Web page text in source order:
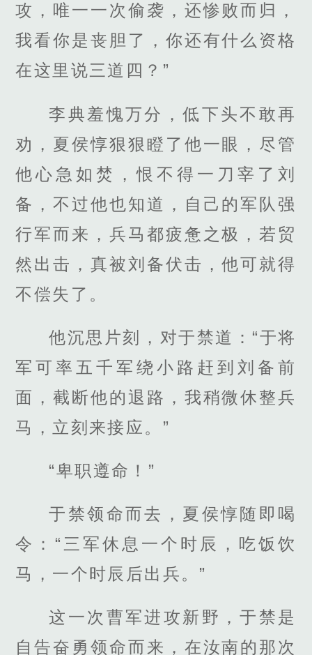
攻，唯一一次偷袭，还惨败而归，
我看你是丧胆了，你还有什么资格
在这里说三道四？”
李典羞愧万分，低下头不敢再
劝，夏侯惇狠狠瞪了他一眼，尽管
他心急如焚，恨不得一刀宰了刘
备，不过他也知道，自己的军队强
行军而来，兵马都疲惫之极，若贸
然出击，真被刘备伏击，他可就得
不偿失了。
他沉思片刻，对于禁道：“于将
军可率五千军绕小路赶到刘备前
面，截断他的退路，我稍微休整兵
马，立刻来接应。”
“卑职遵命！”
于禁领命而去，夏侯惇随即喝
令：“三军休息一个时辰，吃饭饮
马，一个时辰后出兵。”
这一次曹军进攻新野，于禁是
自告奋勇领命而来，在汝南的那次